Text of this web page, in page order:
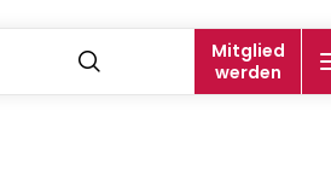
Mitglied
werden